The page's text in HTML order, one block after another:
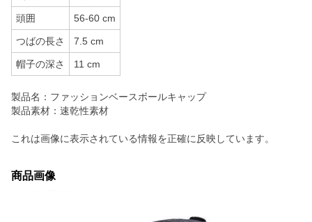
頭囲 56-60 cm
つばの長さ 7.5 cm
帽子の深さ 11 cm
製品名：ファッションベースボールキャップ
製品素材：速乾性素材
これは画像に表示されている情報を正確に反映しています。
商品画像